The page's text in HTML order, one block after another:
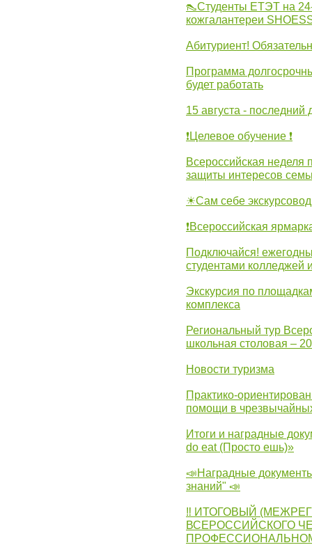
👠Студенты ЕТЭТ на
кожгалантереи
Абитуриент!
Программа
будет работать
15 августа - последний
❗Целевое обучение ❗
Всероссийская
защиты интересов
☀Сам себе экскурсовод
❗Всероссийская
Подключайся!
студентами колледжей
Экскурсия по
комплекса
Региональный тур
школьная столовая –
Новости туризма
Практико-
помощи в
Итоги и наградные
do eat (Просто ешь)»
📣Наградные
знаний" 📣
‼ ИТОГОВЫЙ
ВСЕРОССИЙСКОГО